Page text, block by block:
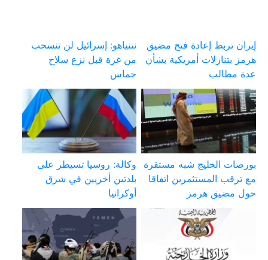
إيران تربط إعادة فتح مضيق
هرمز بتنازلات أمريكية بشأن
عدة مطالب
نتنياهو: إسرائيل لن تنسحب
من غزة قبل نزع سلاح
حماس
بورصات الخليج شبه مستقرة
مع ترقب المستثمرين اتفاقا
حول مضيق هرمز
وكالة: روسيا تسيطر على
بلدتين أخريين في شرق
أوكرانيا